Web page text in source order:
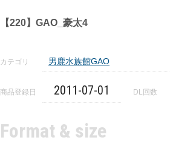
【220】GAO_豪太4
カテゴリ 男鹿水族館GAO
商品登録日 2011-07-01 DL回数
Format & size